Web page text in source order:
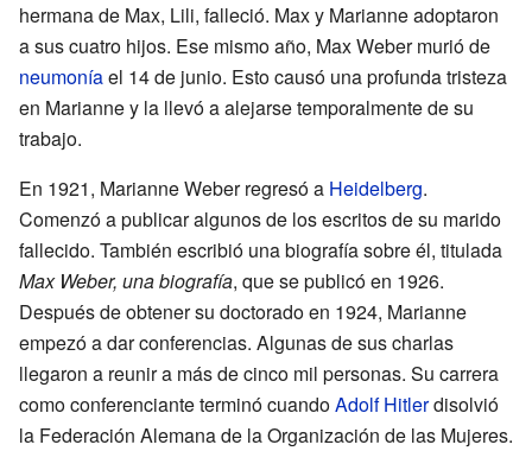
hermana de Max, Lili, falleció. Max y Marianne adoptaron
a sus cuatro hijos. Ese mismo año, Max Weber murió de
neumoníael 14 de junio. Esto causó una profunda tristeza
en Marianne y la llevó a alejarse temporalmente de su
trabajo.
En 1921, Marianne Weber regresó a Heidelberg.
Comenzó a publicar algunos de los escritos de su marido
fallecido. También escribió una biografía sobre él, titulada
Max Weber, una biografía, que se publicó en 1926.
Después de obtener su doctorado en 1924, Marianne
empezó a dar conferencias. Algunas de sus charlas
llegaron a reunir a más de cinco mil personas. Su carrera
como conferenciante terminó cuandoAdolf Hitlerdisolvió
la Federación Alemana de la Organización de las Mujeres.